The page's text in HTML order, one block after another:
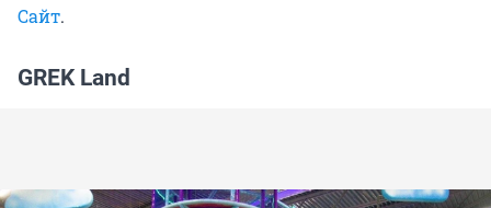
Сайт.
GREK Land